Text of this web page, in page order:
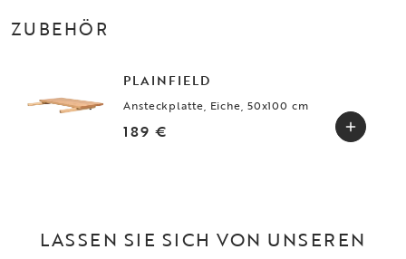
ZUBEHÖR
PLAINFIELD
Ansteckplatte, Eiche, 50x100 cm
189 €
LASSEN SIE SICH VON UNSEREN